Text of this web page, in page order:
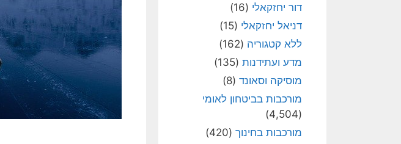
דור יחזקאלי (16)
דניאל יחזקאלי (15)
ללא קטגוריה (162)
מדע ועתידנות (135)
מוסיקה וסאונד (8)
מורכבות בביטחון לאומי
(4,504)
מורכבות בחינוך (420)